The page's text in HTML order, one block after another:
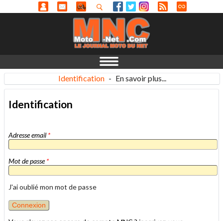
Identification - En savoir plus...
Identification
Adresse email *
Mot de passe*
J'ai oublié mon mot de passe